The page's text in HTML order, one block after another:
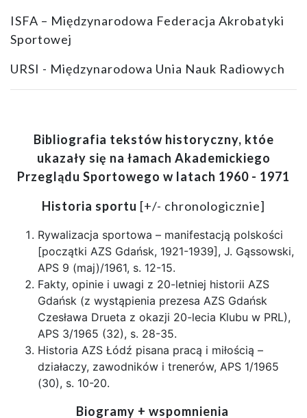
ISFA – Międzynarodowa Federacja Akrobatyki
Sportowej
URSI - Międzynarodowa Unia Nauk Radiowych
Bibliografia tekstów historyczny, któe
ukazały się na łamach Akademickiego
Przeglądu Sportowego w latach 1960 - 1971
Historia sportu [+/- chronologicznie]
Rywalizacja sportowa – manifestacją polskości
[początki AZS Gdańsk, 1921-1939], J. Gąssowski,
APS 9 (maj)/1961, s. 12-15.
Fakty, opinie i uwagi z 20-letniej historii AZS
Gdańsk (z wystąpienia prezesa AZS Gdańsk
Czesława Drueta z okazji 20-lecia Klubu w PRL),
APS 3/1965 (32), s. 28-35.
Historia AZS Łódź pisana pracą i miłością –
działaczy, zawodników i trenerów, APS 1/1965
(30), s. 10-20.
Biogramy + wspomnienia